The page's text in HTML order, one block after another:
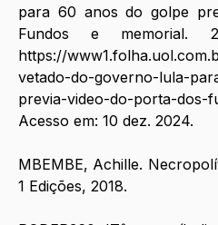
para 60 anos do golpe
https://
vetado-do-governo-lula-
previa-video-do-porta-dos-
Acesso em: 10 dez. 2024.
MBEMBE, Achille.
1 Edições, 2018.